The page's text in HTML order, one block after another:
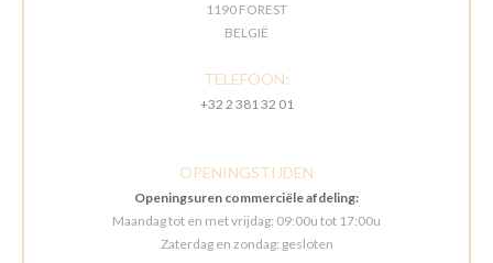
1190 FOREST
BELGIË
TELEFOON:
+32 2 381 32 01
OPENINGSTIJDEN
Openingsuren commerciële afdeling:
Maandag tot en met vrijdag: 09:00u tot 17:00u
Zaterdag en zondag: gesloten